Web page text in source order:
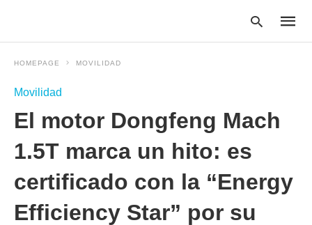
your
search
enter:
HOMEPAGE MOVILIDAD
Movilidad
El motor Dongfeng Mach
1.5T marca un hito: es
certificado con la “Energy
Efficiency Star” por su